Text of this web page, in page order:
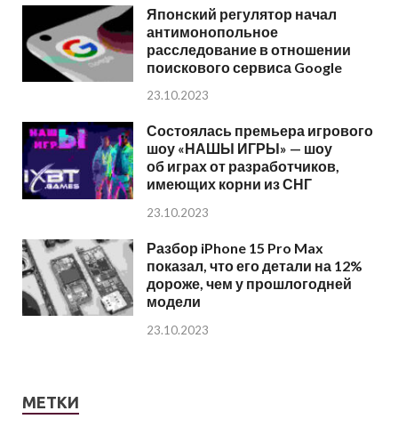
Японский регулятор начал
антимонопольное
расследование в отношении
поискового сервиса Google
23.10.2023
Состоялась премьера игрового
шоу «НАШЫ ИГРЫ» — шоу
об играх от разработчиков,
имеющих корни из СНГ
23.10.2023
Разбор iPhone 15 Pro Max
показал, что его детали на 12%
дороже, чем у прошлогодней
модели
23.10.2023
МЕТКИ